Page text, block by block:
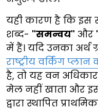
यही कारण है कि इस
शब्द- "समन्वय" और
में हैं। यदि उनका अर्थ
राष्ट्रीय वर्किंग प्लान
है, तो यह वन
मेल नहीं खाता और
द्वारा स्थापित